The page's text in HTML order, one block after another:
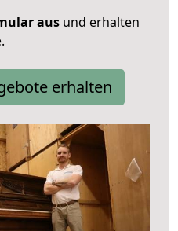
aus und erhalten
erhalten